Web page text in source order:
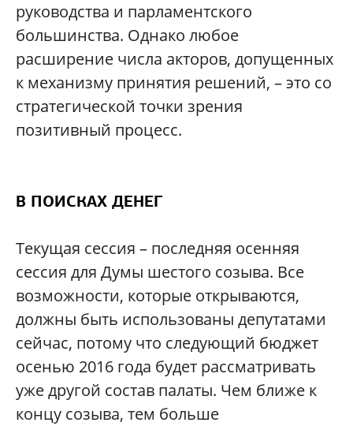
руководства и парламентского
большинства. Однако любое
расширение числа акторов, допущенных
к механизму принятия решений, – это со
стратегической точки зрения
позитивный процесс.
В ПОИСКАХ ДЕНЕГ
Текущая сессия – последняя осенняя
сессия для Думы шестого созыва. Все
возможности, которые открываются,
должны быть использованы депутатами
сейчас, потому что следующий бюджет
осенью 2016 года будет рассматривать
уже другой состав палаты. Чем ближе к
концу созыва, тем больше